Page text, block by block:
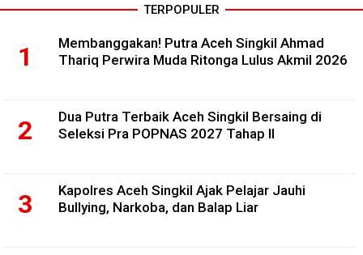
TERPOPULER
Membanggakan! Putra Aceh Singkil Ahmad
Thariq Perwira Muda Ritonga Lulus Akmil 2026
Dua Putra Terbaik Aceh Singkil Bersaing di
Seleksi Pra POPNAS 2027 Tahap II
Kapolres Aceh Singkil Ajak Pelajar Jauhi
Bullying, Narkoba, dan Balap Liar